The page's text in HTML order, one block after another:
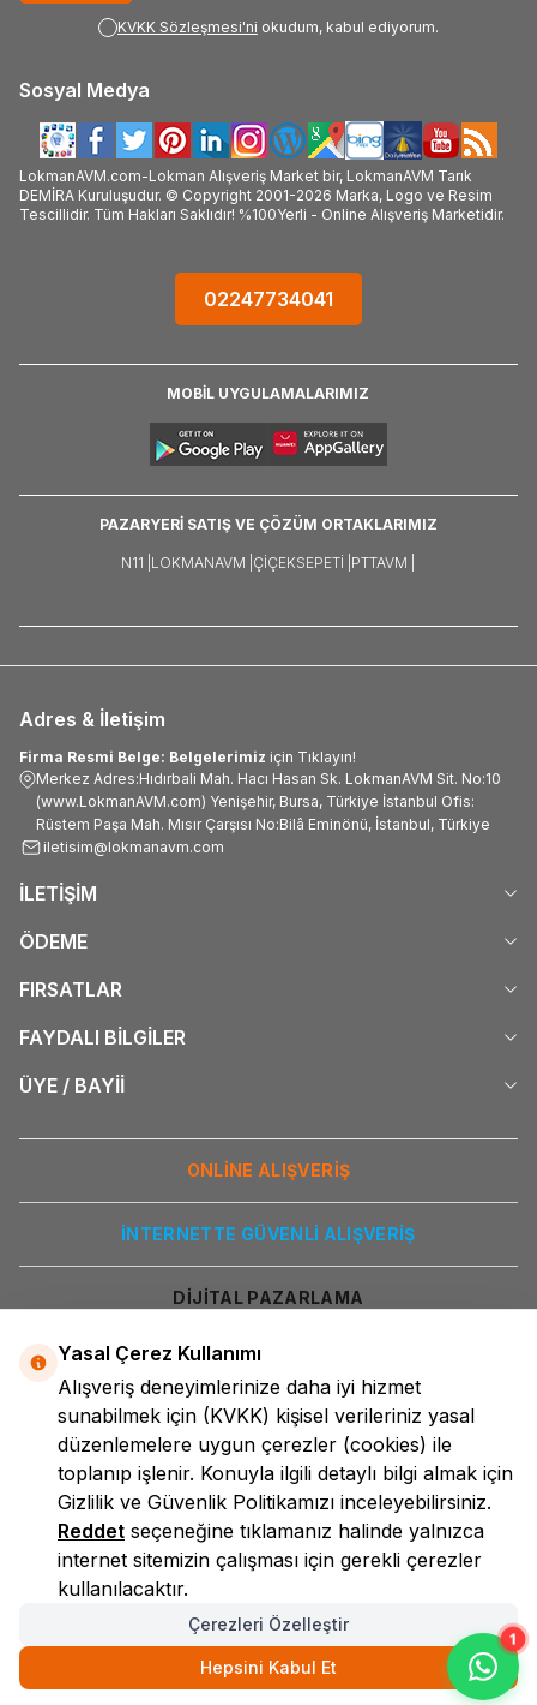
1
KVKK Sözleşmesi'ni okudum, kabul ediyorum.
Sosyal Medya
LokmanAVM.com-Lokman Alışveriş Market bir, LokmanAVM Tarık
DEMİRA Kuruluşudur. © Copyright 2001-2026 Marka, Logo ve Resim
Tescillidir. Tüm Hakları Saklıdır! %100Yerli - Online Alışveriş Marketidir.
02247734041
MOBİL UYGULAMALARIMIZ
PAZARYERİ SATIŞ VE ÇÖZÜM ORTAKLARIMIZ
N11 | LOKMANAVM | ÇIÇEKSEPETI | PTTAVM |
Adres & İletişim
Firma Resmi Belge: Belgelerimiz için Tıklayın!
Merkez Adres:Hıdırbali Mah. Hacı Hasan Sk. LokmanAVM Sit. No:10
(www.LokmanAVM.com) Yenişehir, Bursa, Türkiye İstanbul Ofis:
Rüstem Paşa Mah. Mısır Çarşısı No:Bilâ Eminönü, İstanbul, Türkiye
iletisim@lokmanavm.com
İLETİŞİM
ÖDEME
FIRSATLAR
FAYDALI BİLGİLER
ÜYE / BAYİİ
ONLİNE ALIŞVERİŞ
İNTERNETTE GÜVENLİ ALIŞVERİŞ
DİJİTAL PAZARLAMA
LokmanAVM
Yasal Çerez Kullanımı
Alışveriş deneyimlerinize daha iyi hizmet
sunabilmek için (KVKK) kişisel verileriniz yasal
düzenlemelere uygun çerezler (cookies) ile
toplanıp işlenir. Konuyla ilgili detaylı bilgi almak için
Gizlilik ve Güvenlik Politikamızı inceleyebilirsiniz.
Reddet seçeneğine tıklamanız halinde yalnızca
internet sitemizin çalışması için gerekli çerezler
kullanılacaktır.
Çerezleri Özelleştir
Hepsini Kabul Et